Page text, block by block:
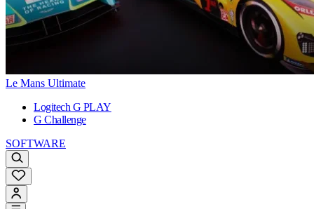
Le Mans Ultimate
Logitech G PLAY
G Challenge
SOFTWARE